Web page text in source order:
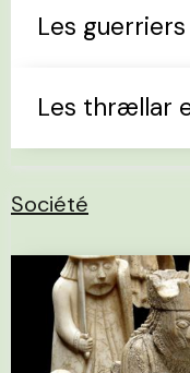
Les
Les thrællar
Société